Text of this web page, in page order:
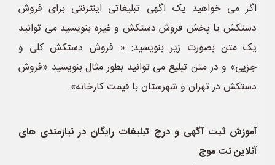
اگر می خواهید یک آگهی تبلیغاتی اینترنتی برای فروش
دستکش یا پخش فروش دستکش و غیره بنویسید می توانید
یک متن بصورت زیر بنویسید: « فروش دستکش کلی و
جزیی» و در متن تبلیغ می توانید بطور مثال بنویسید «فروش
دستکش در تهران و شهرستان با قیمت کارخانه».
آموزش ثبت آگهی و درج تبلیغات رایگان در نیازمندی های
آنلاین نت موج